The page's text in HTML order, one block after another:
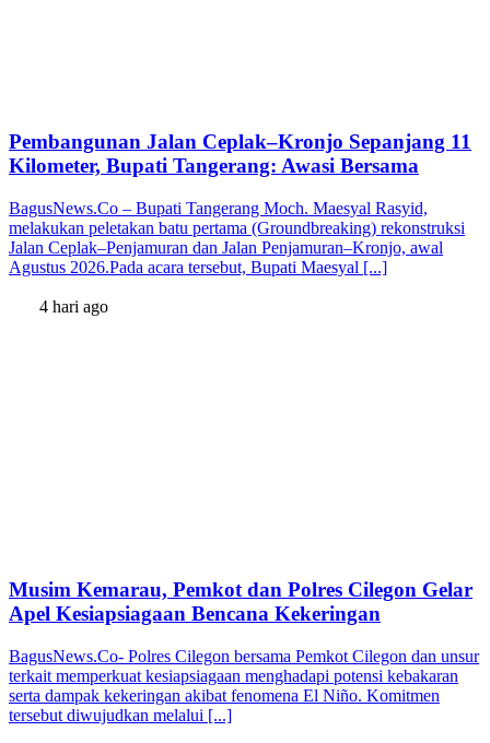
Pembangunan Jalan Ceplak–Kronjo Sepanjang 11
Kilometer, Bupati Tangerang: Awasi Bersama
BagusNews.Co – Bupati Tangerang Moch. Maesyal Rasyid,
melakukan peletakan batu pertama (Groundbreaking) rekonstruksi
Jalan Ceplak–Penjamuran dan Jalan Penjamuran–Kronjo, awal
Agustus 2026.Pada acara tersebut, Bupati Maesyal [...]
4 hari ago
Musim Kemarau, Pemkot dan Polres Cilegon Gelar
Apel Kesiapsiagaan Bencana Kekeringan
BagusNews.Co- Polres Cilegon bersama Pemkot Cilegon dan unsur
terkait memperkuat kesiapsiagaan menghadapi potensi kebakaran
serta dampak kekeringan akibat fenomena El Niño. Komitmen
tersebut diwujudkan melalui [...]